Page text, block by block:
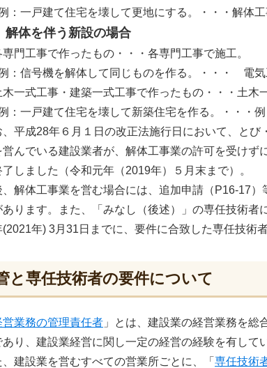
：一戸建て住宅を壊して更地にする。・・・解体工
解体を伴う新設の場合
門工事で作ったもの・・・各専門工事で施工。
：信号機を解体して同じものを作る。・・・ 電気
一式工事・建築一式工事で作ったもの・・・土木
：一戸建て住宅を壊して新築住宅を作る。・・・
、平成28年６月１日の改正法施行日において、と
営んでいる建設業者が、解体工事業の許可を受けず
了しました（令和元年（2019年）５月末まで）。
、解体工事業を営む場合には、追加申請（P16-17
あります。また、「みなし（後述）」の専任技術者
(2021年) 3月31日までに、要件に合致した専任技術
と専任技術者の要件について
営業務の管理責任者 」とは、建設業の経営業務を総
あり、建設業経営に関し一定の経営の経験を有して
、建設業を営むすべての営業所ごとに、「 専任技術